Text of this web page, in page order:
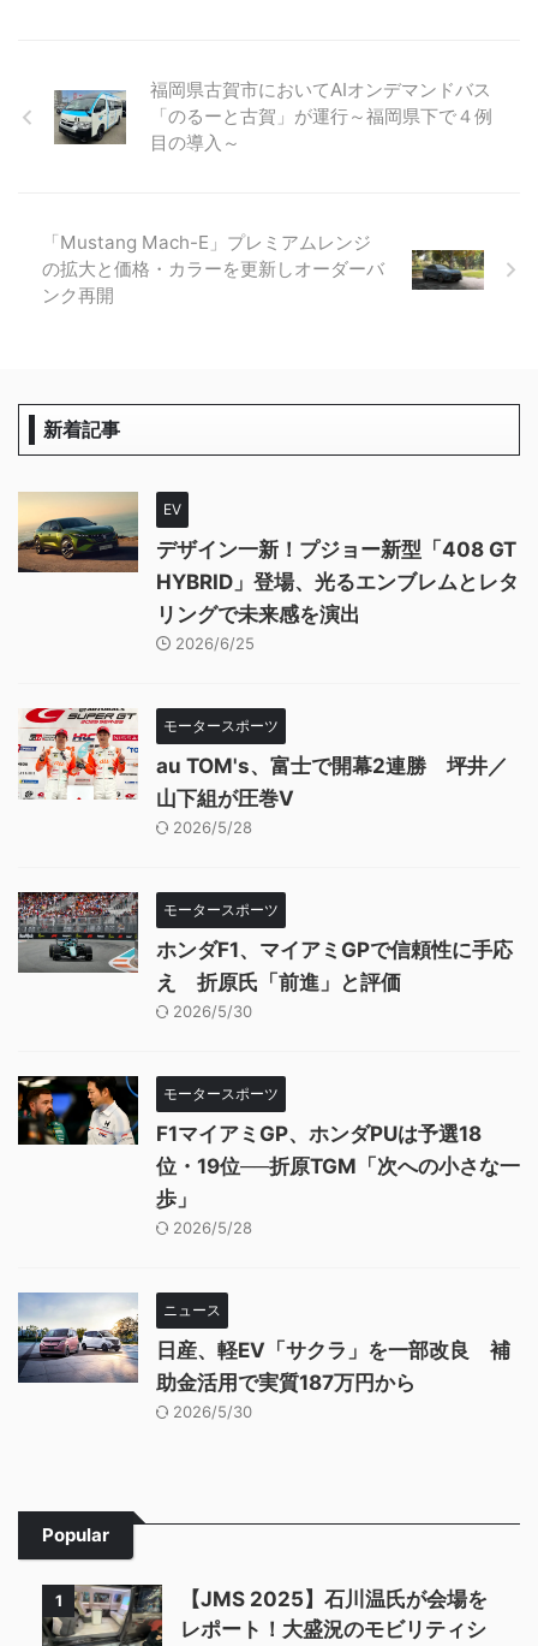
福岡県古賀市においてAIオンデマンドバス
「のるーと古賀」が運行～福岡県下で４例
目の導入～
「Mustang Mach-E」プレミアムレンジ
の拡大と価格・カラーを更新しオーダーバ
ンク再開
新着記事
EV
デザイン一新！プジョー新型「408 GT
HYBRID」登場、光るエンブレムとレタ
リングで未来感を演出
2026/6/25
モータースポーツ
au TOM's、富士で開幕2連勝 坪井／
山下組が圧巻V
2026/5/28
モータースポーツ
ホンダF1、マイアミGPで信頼性に手応
え 折原氏「前進」と評価
2026/5/30
モータースポーツ
F1マイアミGP、ホンダPUは予選18
位・19位──折原TGM「次への小さな一
歩」
2026/5/28
ニュース
日産、軽EV「サクラ」を一部改良 補
助金活用で実質187万円から
2026/5/30
Popular
1
【JMS 2025】石川温氏が会場を
レポート！大盛況のモビリティシ